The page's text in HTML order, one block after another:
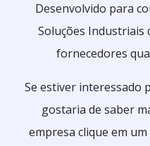
Desenvolvido para
Soluções Industriais
fornecedores
Se estiver interessado
gostaria de saber
empresa clique em